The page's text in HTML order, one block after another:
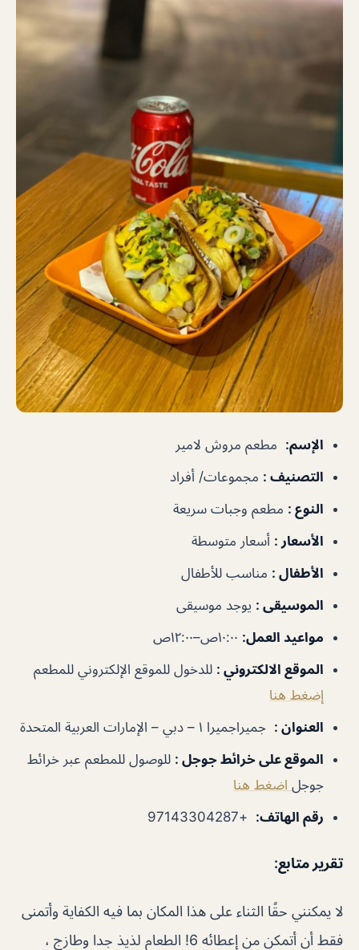
الإسم: مطعم مروش لامير
التصنيف : مجموعات/ أفراد
النوع : مطعم وجبات سريعة
الأسعار : أسعار متوسطة
الأطفال : مناسب للأطفال
الموسيقى : يوجد موسيقى
مواعيد العمل:
الموقع الالكتروني : للدخول للموقع الإلكتروني للمطعم
إضغط هنا
العنوان : جميراجميرا ١ – دبي – الإمارات العربية المتحدة
الموقع على خرائط جوجل : للوصول للمطعم عبر خرائط
جوجل اضغط هنا
رقم الهاتف:
+97143304287
تقرير متابع:
لا يمكنني حقًا الثناء على هذا المكان بما فيه الكفاية وأتمنى
فقط أن أتمكن من إعطائه 6! الطعام لذيذ جدا وطازج ،